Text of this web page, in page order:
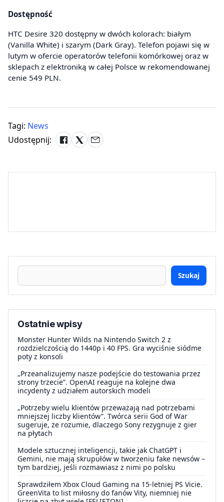
Dostępność
HTC Desire 320 dostępny w dwóch kolorach: białym
(Vanilla White) i szarym (Dark Gray). Telefon pojawi się w
lutym w ofercie operatorów telefonii komórkowej oraz w
sklepach z elektroniką w całej Polsce w rekomendowanej
cenie 549 PLN.
Tagi: News
Udostępnij:
Szukaj
Ostatnie wpisy
Monster Hunter Wilds na Nintendo Switch 2 z
rozdzielczością do 1440p i 40 FPS. Gra wyciśnie siódme
poty z konsoli
„Przeanalizujemy nasze podejście do testowania przez
strony trzecie”. OpenAI reaguje na kolejne dwa
incydenty z udziałem autorskich modeli
„Potrzeby wielu klientów przeważają nad potrzebami
mniejszej liczby klientów”. Twórca serii God of War
sugeruje, że rozumie, dlaczego Sony rezygnuje z gier
na płytach
Modele sztucznej inteligencji, takie jak ChatGPT i
Gemini, nie mają skrupułów w tworzeniu fake newsów –
tym bardziej, jeśli rozmawiasz z nimi po polsku
Sprawdziłem Xbox Cloud Gaming na 15-letniej PS Vicie.
GreenVita to list miłosny do fanów Vity, niemniej nie